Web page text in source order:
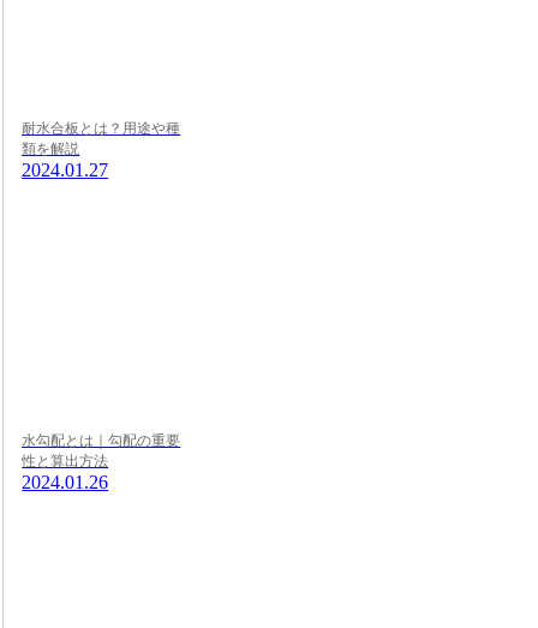
耐水合板とは？用途や種
類を解説
2024.01.27
水勾配とは｜勾配の重要
性と算出方法
2024.01.26